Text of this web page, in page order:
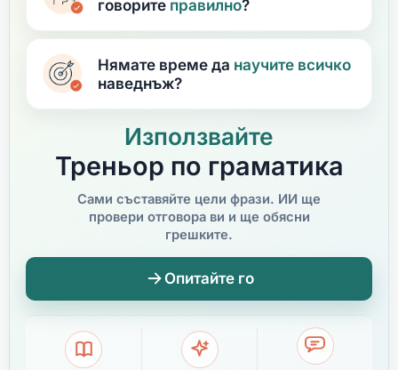
говорите правилно?
Нямате време да научите всичко
наведнъж?
Използвайте
Треньор по граматика
Сами съставяйте цели фрази. ИИ ще
провери отговора ви и ще обясни
грешките.
Опитайте го